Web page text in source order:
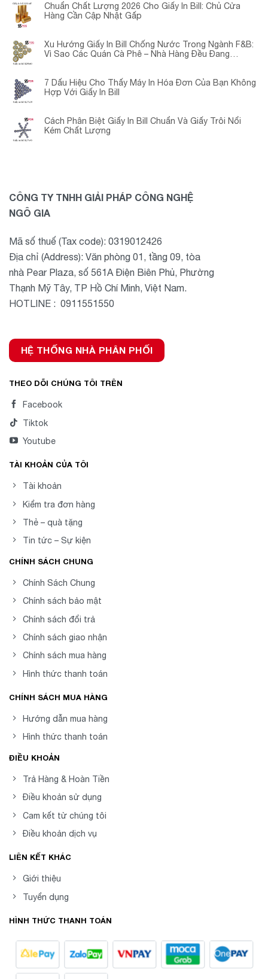
Chuẩn Chất Lượng 2026 Cho Giấy In Bill: Chủ Cửa
Hàng Cần Cập Nhật Gấp
Xu Hướng Giấy In Bill Chống Nước Trong Ngành F&B:
Vì Sao Các Quán Cà Phê – Nhà Hàng Đều Đang
7 Dấu Hiệu Cho Thấy Máy In Hóa Đơn Của Bạn Không
Hợp Với Giấy In Bill
Cách Phân Biệt Giấy In Bill Chuẩn Và Giấy Trôi Nổi
Kém Chất Lượng
CÔNG TY TNHH GIẢI PHÁP CÔNG NGHỆ
NGÔ GIA
Mã số thuế (Tax code): 0319012426
Địa chỉ (Address): Văn phòng 01, tầng 09, tòa
nhà Pear Plaza, số 561A Điện Biên Phủ, Phường
Thạnh Mỹ Tây, TP Hồ Chí Minh, Việt Nam.
HOTLINE : 0911551550
HỆ THỐNG NHÀ PHÂN PHỐI
THEO DÕI CHÚNG TÔI TRÊN
Facebook
Tiktok
Youtube
TÀI KHOẢN CỦA TÔI
Tài khoản
Kiểm tra đơn hàng
Thẻ – quà tặng
Tin tức – Sự kiện
CHÍNH SÁCH CHUNG
Chính Sách Chung
Chính sách bảo mật
Chính sách đổi trả
Chính sách giao nhận
Chính sách mua hàng
Hình thức thanh toán
CHÍNH SÁCH MUA HÀNG
Hướng dẫn mua hàng
Hình thức thanh toán
ĐIỀU KHOẢN
Trả Hàng & Hoàn Tiền
Điều khoản sử dụng
Cam kết từ chúng tôi
Điều khoản dịch vụ
LIÊN KẾT KHÁC
Giới thiệu
Tuyển dụng
HÌNH THỨC THANH TOÁN